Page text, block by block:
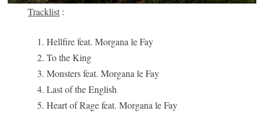
Tracklist :
Hellfire feat. Morgana le Fay
To the King
Monsters feat. Morgana le Fay
Last of the English
Heart of Rage feat. Morgana le Fay